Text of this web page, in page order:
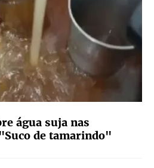
água suja nas
de tamarindo"